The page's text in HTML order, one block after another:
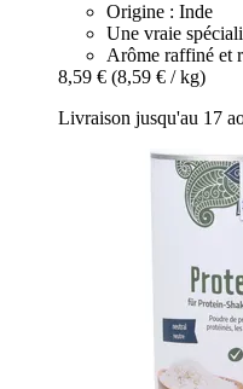
Origine : Inde
Une vraie
Arôme raffiné et
8,59 € (8,59 € / kg)
Livraison jusqu'au 17